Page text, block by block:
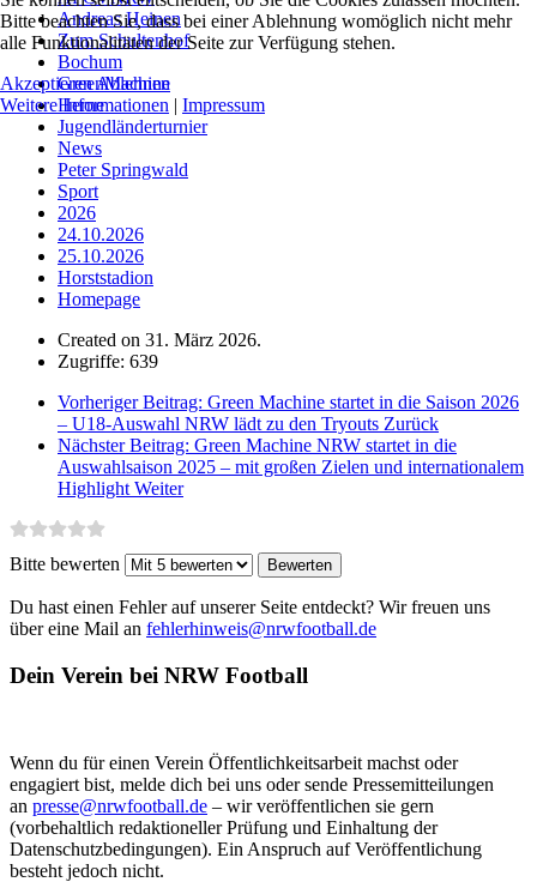
Andreas Heinen
Zum Schultenhof
Bochum
GreenMachine
Herne
Jugendländerturnier
News
Peter Springwald
Sport
2026
24.10.2026
25.10.2026
Horststadion
Homepage
Created on 31. März 2026.
Zugriffe: 639
Vorheriger Beitrag: Green Machine startet in die Saison 2026
– U18-Auswahl NRW lädt zu den Tryouts Zurück
Nächster Beitrag: Green Machine NRW startet in die
Auswahlsaison 2025 – mit großen Zielen und internationalem
HighlightWeiter
Bitte bewerten
Du hast einen Fehler auf unserer Seite entdeckt? Wir freuen uns
über eine Mail an fehlerhinweis@nrwfootball.de
Dein Verein bei NRW Football
Wenn du für einen Verein Öffentlichkeitsarbeit machst oder
engagiert bist, melde dich bei uns oder sende Pressemitteilungen
an presse@nrwfootball.de – wir veröffentlichen sie gern
(vorbehaltlich redaktioneller Prüfung und Einhaltung der
Datenschutzbedingungen). Ein Anspruch auf Veröffentlichung
besteht jedoch nicht.
Bitte beachten Sie, dass bei einer Ablehnung womöglich nicht mehr
alle Funktionalitäten der Seite zur Verfügung stehen.
AkzeptierenAblehnen
Weitere Informationen | Impressum